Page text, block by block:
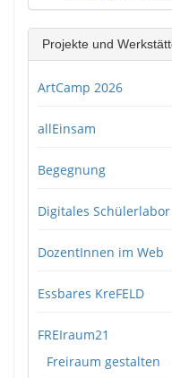
Projekte und
ArtCamp 2026
allEinsam
Begegnung
Digitales Schülerlabor
DozentInnen im Web
Essbares KreFELD
FREIraum21
Freiraum gestalten